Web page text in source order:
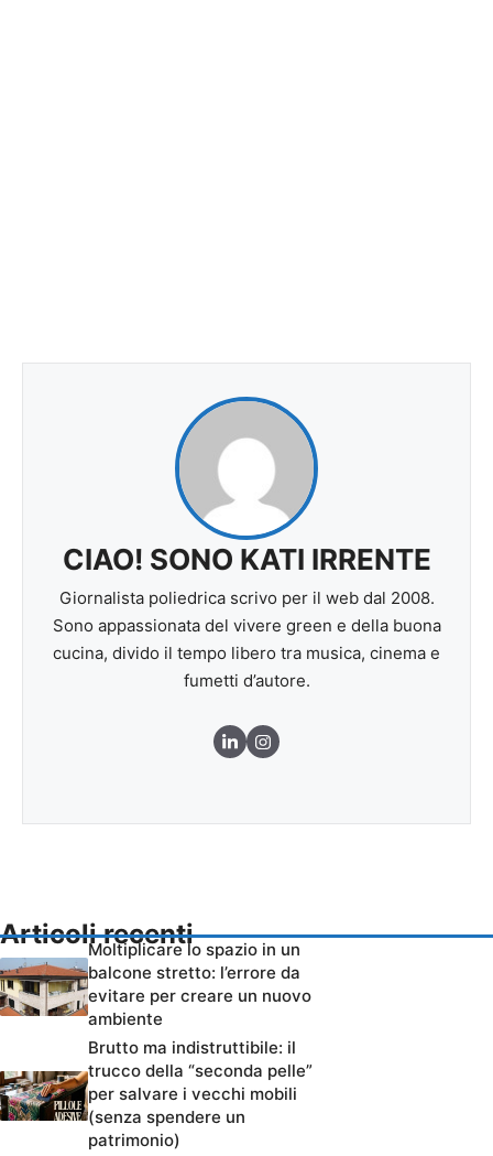
CIAO! SONO KATI IRRENTE
Giornalista poliedrica scrivo per il web dal 2008.
Sono appassionata del vivere green e della buona
cucina, divido il tempo libero tra musica, cinema e
fumetti d’autore.
Articoli recenti
Moltiplicare lo spazio in un
balcone stretto: l’errore da
evitare per creare un nuovo
ambiente
Brutto ma indistruttibile: il
trucco della “seconda pelle”
per salvare i vecchi mobili
(senza spendere un
patrimonio)